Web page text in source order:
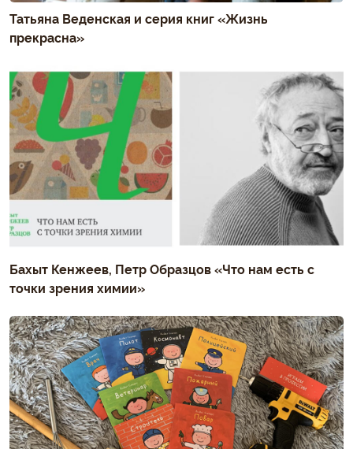
Татьяна Веденская и серия книг «Жизнь
прекрасна»
Бахыт Кенжеев, Петр Образцов «Что нам есть с
точки зрения химии»